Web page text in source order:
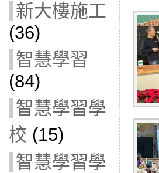
新大樓施工
(36)
智慧學習
(84)
智慧學習學
校 (15)
智慧學習學